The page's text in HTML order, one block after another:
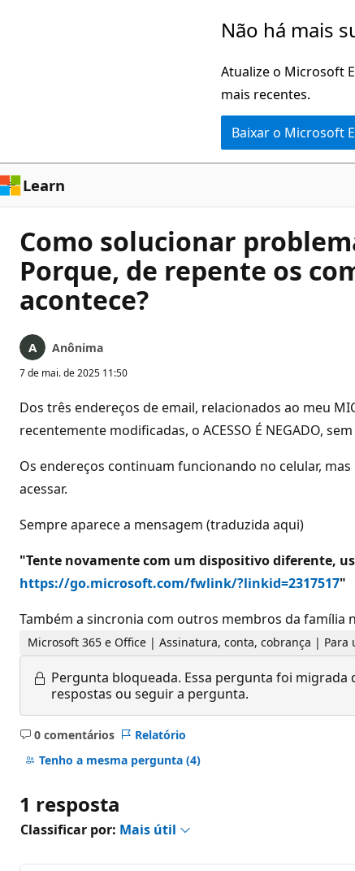
Não há mais
Atualize o Microsoft
mais recentes.
Baixar o Microsoft
Learn
Como solucionar
Porque, de repente os
acontece?
Anônima
7 de mai. de 2025 11:50
Dos três endereços de email, relacionados ao meu
recentemente modificadas, o ACESSO É NEGADO,
Os endereços continuam funcionando no celular,
acessar.
Sempre aparece a mensagem (traduzida aqui)
"Tente novamente com um dispositivo diferente,
https://go.microsoft.com/fwlink/?linkid=2317517"
Também a sincronia com outros membros da
Microsoft 365 e Office | Assinatura, conta, cobrança | Para
Pergunta bloqueada. Essa pergunta foi migrada
respostas ou seguir a pergunta.
0 comentários
Sem
comentários
Relatório
Tenho a mesma pergunta (4)
1 resposta
Classificar por: Mais útil